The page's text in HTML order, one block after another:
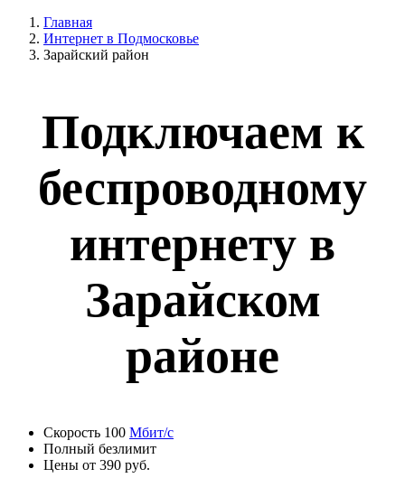
Главная
Интернет в Подмосковье
Зарайский район
Подключаем к
беспроводному
интернету в
Зарайском
районе
Скорость 100 Мбит/с
Полный безлимит
Цены от 390 руб.